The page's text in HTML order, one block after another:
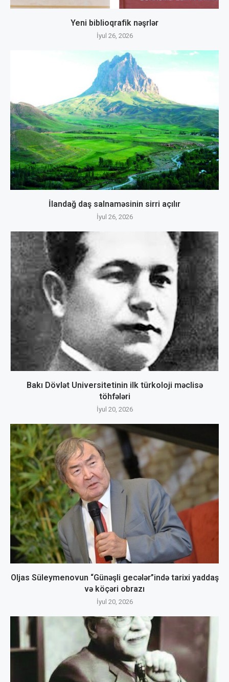
Yeni biblioqrafik nəşrlər
İyul 26, 2026
İlandağ daş salnaməsinin sirri açılır
İyul 26, 2026
Bakı Dövlət Universitetinin ilk türkoloji məclisə
töhfələri
İyul 20, 2026
Oljas Süleymenovun “Günəşli gecələr”ində tarixi yaddaş
və köçəri obrazı
İyul 20, 2026